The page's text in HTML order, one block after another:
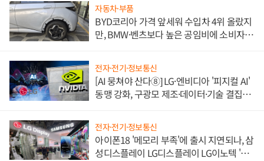
자동차·부품
BYD코리아 가격 앞세워 수입차 4위 올랐지
만, BMW·벤츠보다 높은 공임비에 소비자
전자·전기·정보통신
[AI 뭉쳐야 산다⑧] LG·엔비디아 '피지컬 AI'
동맹 강화, 구광모 제조·데이터·기술 결집
전자·전기·정보통신
아이폰18 '메모리 부족'에 출시 지연되나, 삼
성디스플레이 LG디스플레이 LG이노텍 '탈